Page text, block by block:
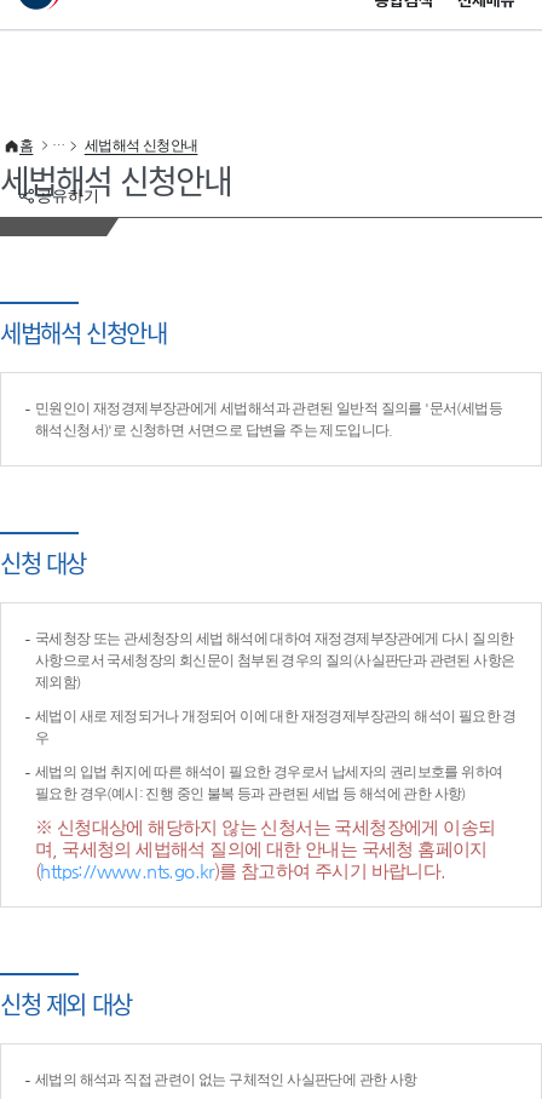
이 누리집은 대한민국 공식 전자정부 누리집입니다.
공유하기
홈 세법해석 신청안내
세법해석 신청안내
세법해석 신청안내
민원인이 재정경제부장관에게 세법해석과 관련된 일반적 질의를 '문서(세법등
해석신청서)'로 신청하면 서면으로 답변을 주는 제도입니다.
신청 대상
국세청장 또는 관세청장의 세법 해석에 대하여 재정경제부장관에게 다시 질의한
사항으로서 국세청장의 회신문이 첨부된 경우의 질의(사실판단과 관련된 사항은
제외함)
세법이 새로 제정되거나 개정되어 이에 대한 재정경제부장관의 해석이 필요한 경
우
세법의 입법 취지에 따른 해석이 필요한 경우로서 납세자의 권리보호를 위하여
필요한 경우(예시: 진행 중인 불복 등과 관련된 세법 등 해석에 관한 사항)
※ 신청대상에 해당하지 않는 신청서는 국세청장에게 이송되
며, 국세청의 세법해석 질의에 대한 안내는 국세청 홈페이지
(https://www.nts.go.kr)를 참고하여 주시기 바랍니다.
신청 제외 대상
세법의 해석과 직접 관련이 없는 구체적인 사실판단에 관한 사항